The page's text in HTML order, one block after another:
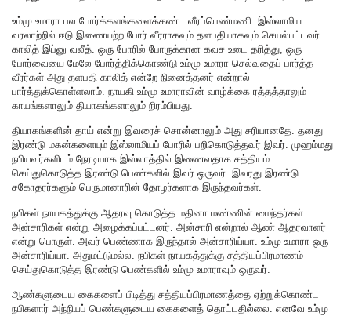
உம்மு உமாரா பல போர்க்களங்களைக்கண்ட வீரப்பெண்மணி. இஸ்லாமிய
வரலாற்றில் ஈடு இணையற்ற போர் வீரராகவும் தளபதியாகவும் செயல்பட்டவர்
காலித் இப்னு வலீத். ஒரு போரில் போருக்கான கவச உடை தரித்து, ஒரு
போர்வையை மேலே போர்த்திக்கொண்டு உம்மு உமாரா செல்வதைப் பார்த்த
வீரர்கள் அது தளபதி காலித் என்றே நினைத்தனர் என்றால்
பார்த்துக்கொள்ளலாம். நாயகி உம்மு உமாராவின் வாழ்க்கை ரத்தத்தாலும்
காயங்களாலும் தியாகங்களாலும் நிரம்பியது.
தியாகங்களின் தாய் என்று இவரைச் சொன்னாலும் அது சரியானதே. தனது
இரண்டு மகன்களையும் இஸ்லாமியப் போரில் பறிகொடுத்தவர் இவர். முஹம்மது
நபியவர்களிடம் நேரடியாக இஸ்லாத்தில் இணைவதாக சத்தியம்
செய்துகொடுத்த இரண்டு பெண்களில் இவர் ஒருவர். இவரது இரண்டு
சகோதரர்களும் பெருமானாரின் தோழர்களாக இருந்தவர்கள்.
நபிகள் நாயகத்துக்கு ஆதரவு கொடுத்த மதினா மண்ணின் மைந்தர்கள்
அன்சாரிகள் என்று அழைக்கப்பட்டனர். அன்சாரி என்றால் ஆண் ஆதரவாளர்
என்று பொருள். அவர் பெண்ணாக இருந்தால் அன்சாரிய்யா. உம்மு உமாரா ஒரு
அன்சாரிய்யா. அதுமட்டுமல்ல. நபிகள் நாயகத்துக்கு சத்தியப்பிரமாணம்
செய்துகொடுத்த இரண்டு பெண்களில் உம்மு உமாராவும் ஒருவர்.
ஆண்களுடைய கைகளைப் பிடித்து சத்தியப்பிரமாணத்தை ஏற்றுக்கொண்ட
நபிகளார் அந்நியப் பெண்களுடைய கைகளைத் தொட்டதில்லை. எனவே உம்மு